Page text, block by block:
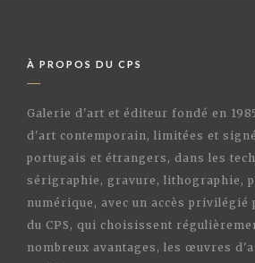
À PROPOS DU CPS
Galerie d'art et éditeur fondé en
d'art contemporain, limitées et
portugais et étrangers, dans les
sérigraphie, gravure, lithographie,
numérique, avec un accès privilégié
du CPS, qui choisissent
nombreux avantages, les œuvres